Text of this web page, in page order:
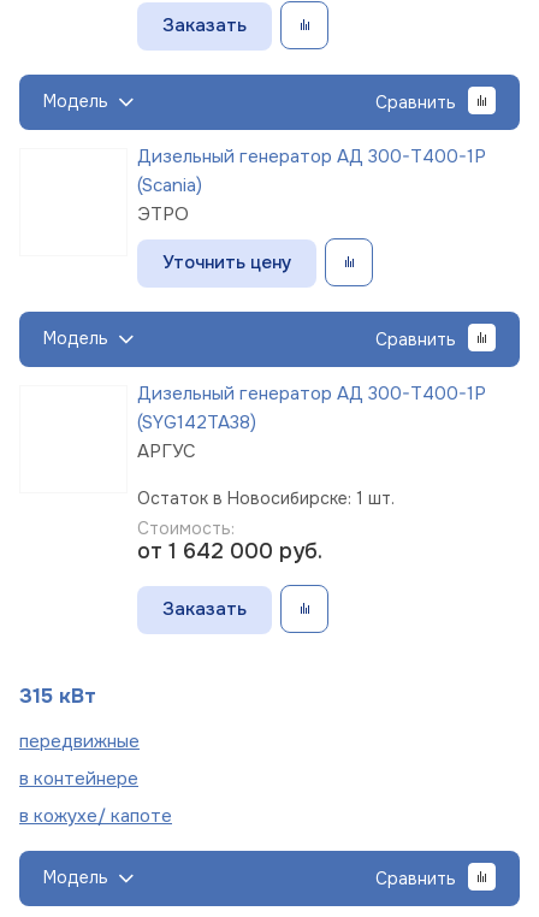
Заказать
Модель Сравнить
Дизельный генератор АД 300-Т400-1Р
(Scania)
ЭТРО
Уточнить цену
Модель Сравнить
Дизельный генератор АД 300-Т400-1Р
(SYG142TA38)
АРГУС
Остаток в Новосибирске: 1 шт.
Стоимость:
от 1 642 000 руб.
Заказать
315 кВт
передвижные
в контейнере
в кожухе/ капоте
Модель Сравнить